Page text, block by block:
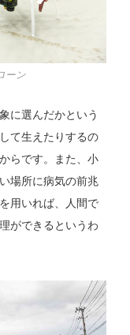
ーン
に選んだかという
て生えたりするの
らです。また、小
場所に病気の前兆
用いれば、人間で
ができるというわ